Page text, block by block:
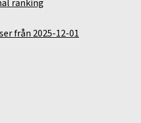
ranking
från 2025-12-01